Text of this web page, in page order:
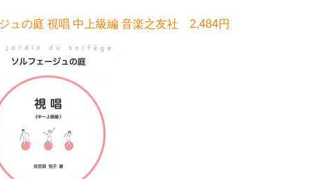
ュの庭 視唱 中上級編 音楽之友社 2,484円